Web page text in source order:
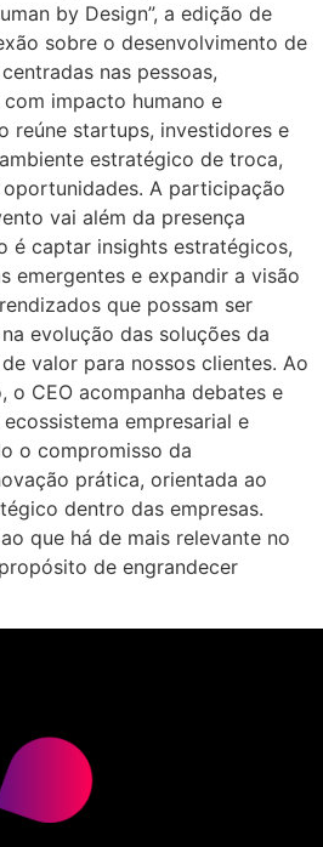
by Design”, a edição de
sobre o desenvolvimento de
nas pessoas,
impacto humano e
reúne startups, investidores e
estratégico de troca,
A participação
vai além da presença
é captar insights estratégicos,
emergentes e expandir a visão
que possam ser
evolução das soluções da
valor para nossos clientes. Ao
o CEO acompanha debates e
empresarial e
o compromisso da
prática, orientada ao
dentro das empresas.
que há de mais relevante no
de engrandecer